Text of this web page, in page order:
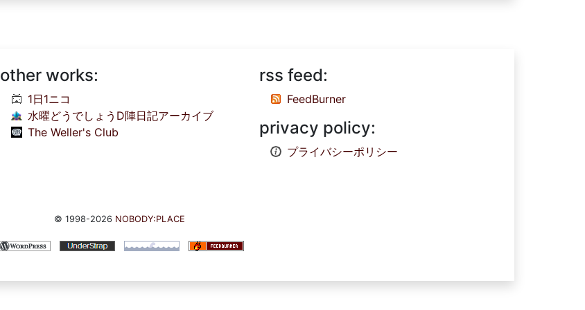
other works:
1日1ニコ
水曜どうでしょうD陣日記アーカイブ
The Weller's Club
rss feed:
FeedBurner
privacy policy:
プライバシーポリシー
© 1998-2026 NOBODY:PLACE